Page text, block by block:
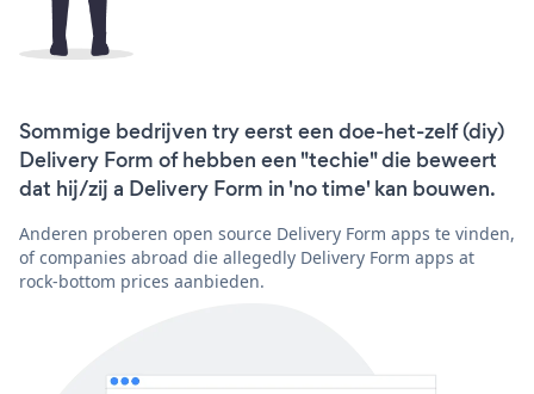
Sommige bedrijven try eerst een doe-het-zelf (diy)
Delivery Form of hebben een "techie" die beweert
dat hij/zij a Delivery Form in 'no time' kan bouwen.
Anderen proberen open source Delivery Form apps te vinden,
of companies abroad die allegedly Delivery Form apps at
rock-bottom prices aanbieden.